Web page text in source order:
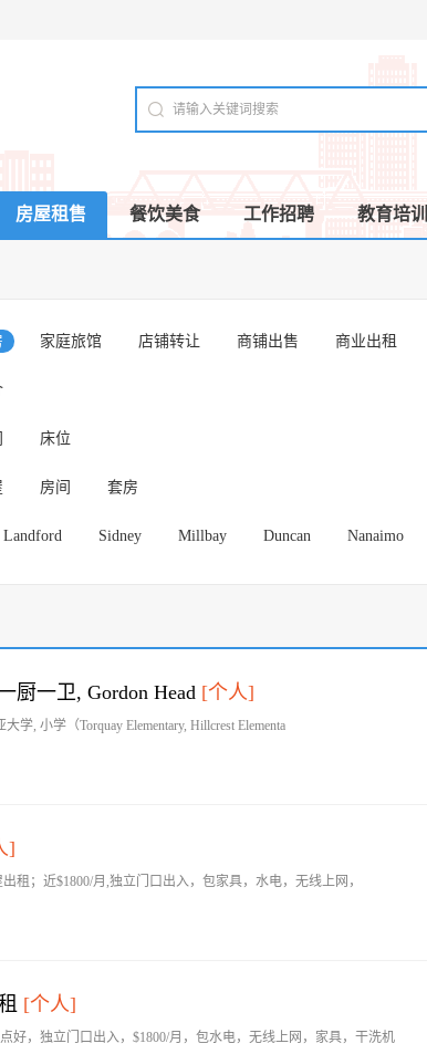
房屋租售 餐饮美食 工作招聘 教育培训
家庭旅馆 店铺转让 商铺出售 商业出租
床位
房间 套房
Landford Sidney Millbay Duncan Nanaimo
厨一卫, Gordon Head [个人]
学, 小学（Torquay Elementary, Hillcrest Elementa
]
租；近$1800/月,独立门口出入，包家具，水电，无线上网，
[个人]
好，独立门口出入，$1800/月，包水电，无线上网，家具，干洗机